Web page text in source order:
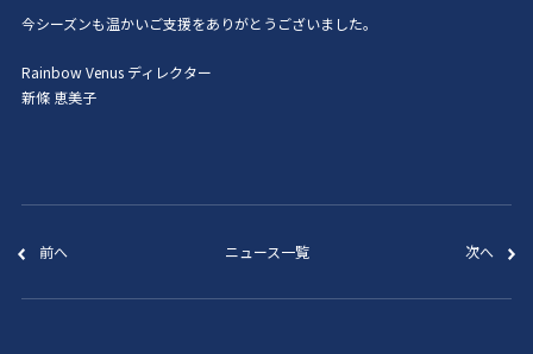
今シーズンも温かいご支援をありがとうございました。
Rainbow Venus ディレクター
新條 恵美子
前へ ニュース一覧 次へ